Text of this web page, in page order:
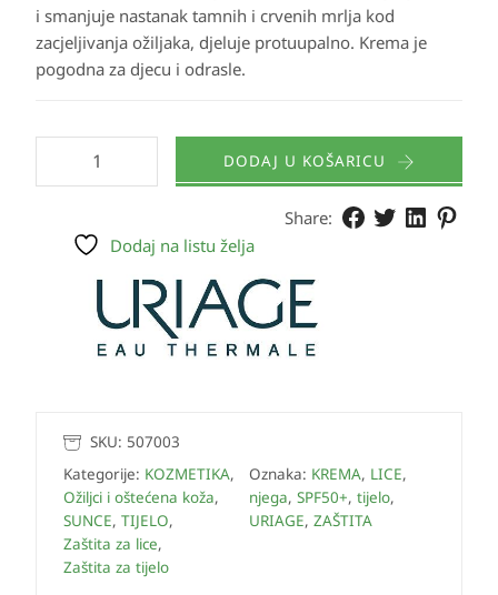
i smanjuje nastanak tamnih i crvenih mrlja kod
zacjeljivanja ožiljaka, djeluje protuupalno. Krema je
pogodna za djecu i odrasle.
DODAJ U KOŠARICU
Share:
Dodaj na listu želja
SKU: 507003
Kategorije: KOZMETIKA,
Ožiljci i oštećena koža,
SUNCE, TIJELO,
Zaštita za lice,
Zaštita za tijelo
Oznaka: KREMA, LICE,
njega, SPF50+, tijelo,
URIAGE, ZAŠTITA